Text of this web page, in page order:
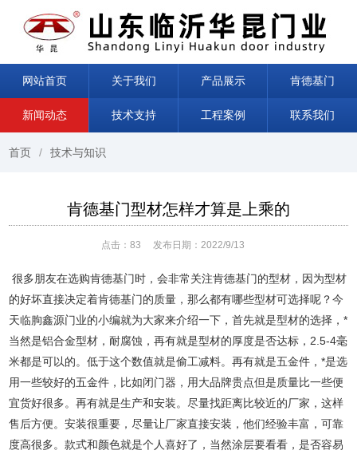
网站首页 关于我们 产品展示 肯德基门
新闻动态 技术支持 工程案例 联系我们
首页 技术与知识
肯德基门型材怎样才算是上乘的
点击： 83 发布日期：2022/9/13
很多朋友在选购肯德基门时，会非常关注肯德基门的型材，因为型材
的好坏直接决定着肯德基门的质量，那么都有哪些型材可选择呢？今
天临朐鑫源门业的小编就为大家来介绍一下，首先就是型材的选择，*
当然是铝合金型材，耐腐蚀，再有就是型材的厚度是否达标，2.5-4毫
米都是可以的。低于这个数值就是偷工减料。再有就是五金件，*是选
用一些较好的五金件，比如闭门器，用大品牌贵点但是质量比一些便
宜货好很多。再有就是生产和安装。尽量找距离比较近的厂家，这样
售后方便。安装很重要，尽量让厂家直接安装，他们经验丰富，可靠
度高很多。款式和颜色就是个人喜好了，当然涂层要看看，是否容易